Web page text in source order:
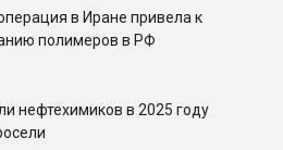
в Иране привела к
полимеров в РФ
нефтехимиков в 2025 году